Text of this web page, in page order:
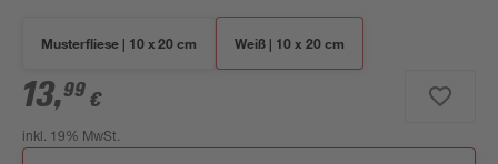
Musterfliese | 10 x 20 cm Weiß | 10 x 20 cm
13,99 €
inkl. 19% MwSt.